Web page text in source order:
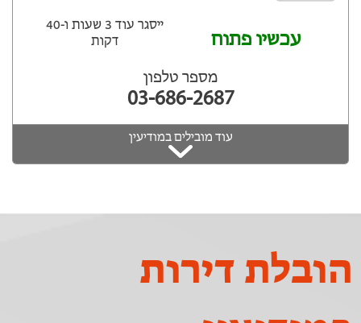
עכשיו פתוח
ייסגר עוד 3 שעות ‫ו-40
דקות
מספר טלפון
03-686-2687
עוד מובילים במודיעין
הובלת דירות